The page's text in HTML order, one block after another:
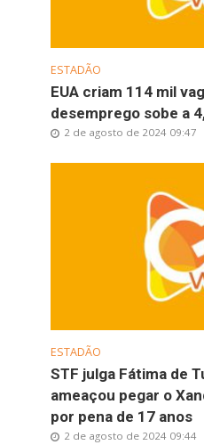
ESTADÃO
EUA criam 114 mil
desemprego sobe a
2 de agosto de 2024 09:47
ESTADÃO
STF julga Fátima de
ameaçou pegar o
por pena de 17 anos
2 de agosto de 2024 09:44